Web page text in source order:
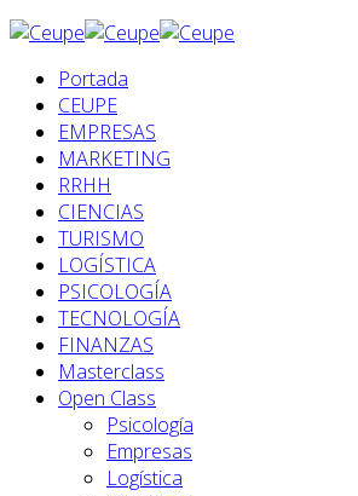
Portada
CEUPE
EMPRESAS
MARKETING
RRHH
CIENCIAS
TURISMO
LOGÍSTICA
PSICOLOGÍA
TECNOLOGÍA
FINANZAS
Masterclass
Open Class
Psicología
Empresas
Logística